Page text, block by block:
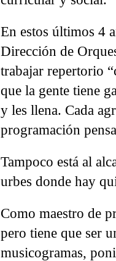
En estos últimos 4
Dirección de
trabajar repertorio
que la gente tiene
y les llena. Cada
programación
Tampoco está al
urbes donde hay
Como maestro de
pero tiene que ser
musicogramas,